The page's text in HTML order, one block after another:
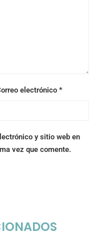
electrónico *
y sitio web en
vez que comente.